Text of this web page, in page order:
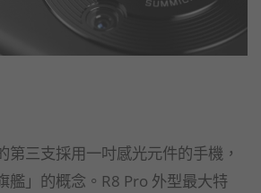
第三支採用一吋感光元件的手機，
艦」的概念。R8 Pro 外型最大特